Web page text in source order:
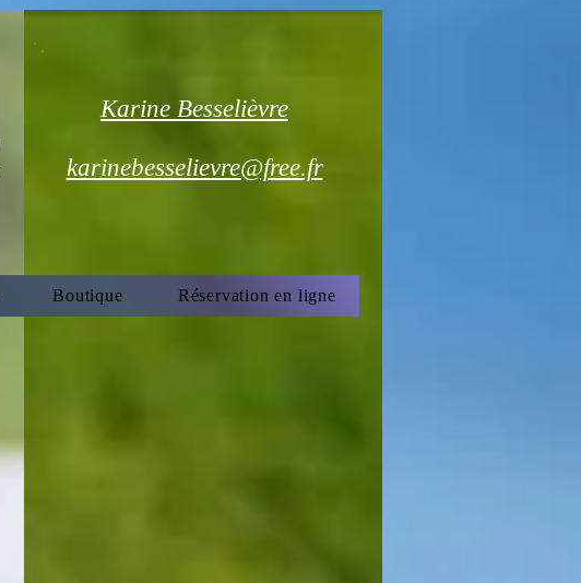
Karine Besselièvre
karinebesselievre@free.fr
Boutique Réservation en ligne